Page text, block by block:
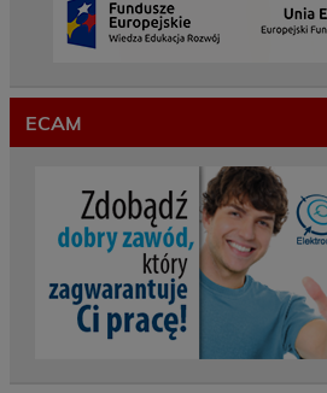
ECAM